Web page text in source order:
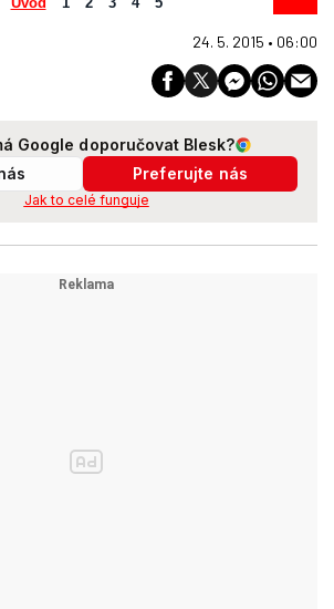
24. 5. 2015 • 06:00
Google doporučovat Blesk?
Preferujte nás
Jak to celé funguje